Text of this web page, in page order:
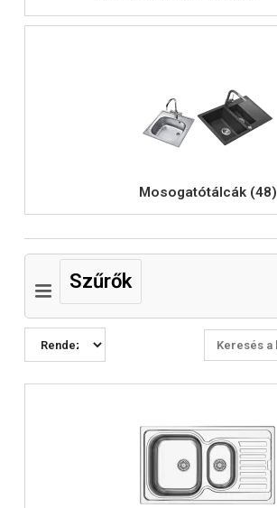
Mosogatótálcák (48)
Szűrők